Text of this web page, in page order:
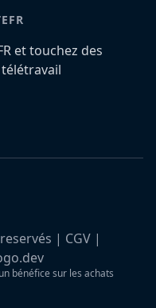
et touchez des
| CGV |
bénéfice sur les achats